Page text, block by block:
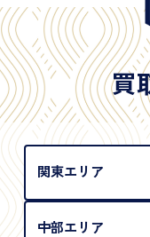
※日本国政府
※2020年2月
は「所持人
め、単体で
められない
が必要とな
買
関東エリア
中部エリア